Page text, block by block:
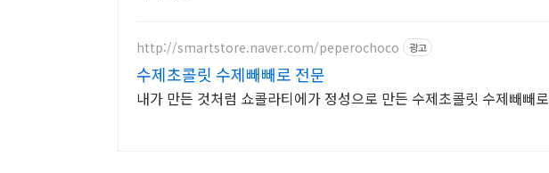
http://smartstore.naver.com/peperochoco 광고
수제초콜릿 수제빼빼로 전문
내가 만든 것처럼 쇼콜라티에가 정성으로 만든 수제초콜릿 수제빼빼로